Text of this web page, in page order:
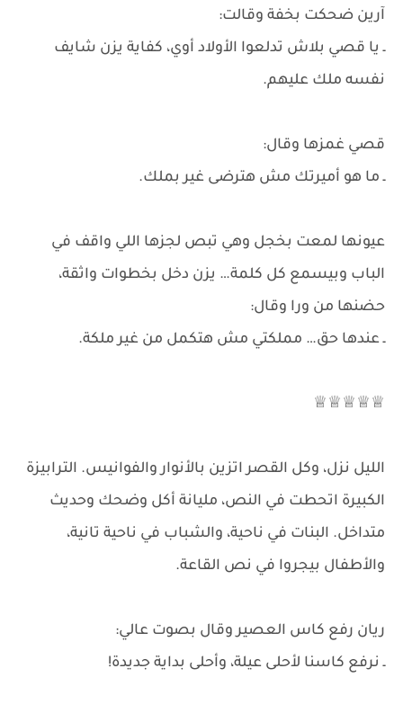
آرين ضحكت بخفة وقالت:
ـ يا قصي بلاش تدلعوا الأولاد أوي، كفاية يزن شايف
نفسه ملك عليهم.
قصي غمزها وقال:
ـ ما هو أميرتك مش هترضى غير بملك.
عيونها لمعت بخجل وهي تبص لجزها اللي واقف في
الباب وبيسمع كل كلمة… يزن دخل بخطوات واثقة،
حضنها من ورا وقال:
ـ عندها حق… مملكتي مش هتكمل من غير ملكة.
♕♕♕♕♕
الليل نزل، وكل القصر اتزين بالأنوار والفوانيس. الترابيزة
الكبيرة اتحطت في النص، مليانة أكل وضحك وحديث
متداخل. البنات في ناحية، والشباب في ناحية تانية،
والأطفال بيجروا في نص القاعة.
ريان رفع كاس العصير وقال بصوت عالي:
ـ نرفع كاسنا لأحلى عيلة، وأحلى بداية جديدة!